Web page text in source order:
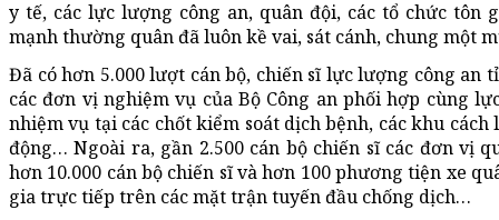
y tế, các lực lượng công an, quân đội, các tổ chức tôn
mạnh thường quân đã luôn kề vai, sát cánh, chung một
Đã có hơn 5.000 lượt cán bộ, chiến sĩ lực lượng công an
các đơn vị nghiệm vụ của Bộ Công an phối hợp cùng
nhiệm vụ tại các chốt kiểm soát dịch bệnh, các khu
động… Ngoài ra, gần 2.500 cán bộ chiến sĩ các đơn vị
hơn 10.000 cán bộ chiến sĩ và hơn 100 phương tiện xe
gia trực tiếp trên các mặt trận tuyến đầu chống dịch…